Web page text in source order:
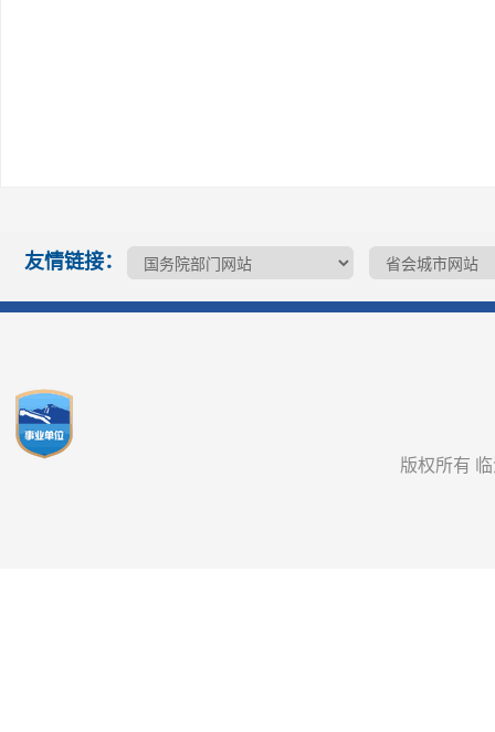
友情链接：
版权所有